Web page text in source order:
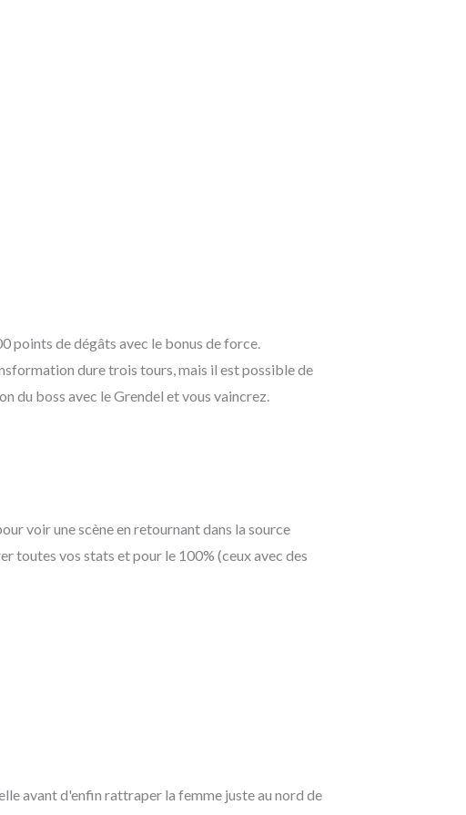
points de dégâts avec le bonus de force.
dure trois tours, mais il est possible de
du boss avec le Grendel et vous vaincrez.
voir une scène en retournant dans la source
toutes vos stats et pour le 100% (ceux avec des
avant d'enfin rattraper la femme juste au nord de